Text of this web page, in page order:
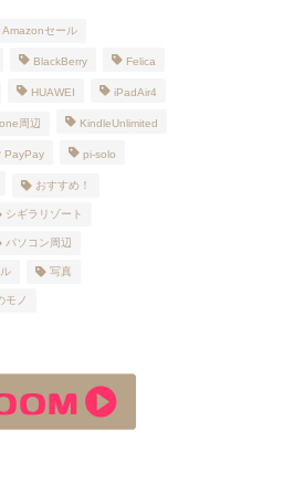
Amazonセール
BlackBerry Felica
HUAWEI iPadAir4
周辺 KindleUnlimited
PayPay pi-solo
おすすめ！
シギラリゾート
パソコン周辺
写真
モノ